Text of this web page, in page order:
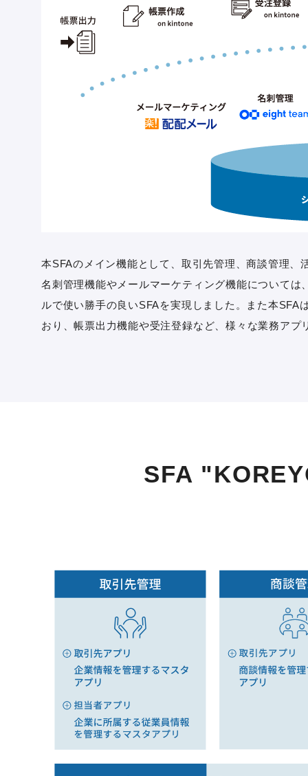
本SFAのメイン機能として、取引先管理、商談管理
名刺管理機能やメールマーケティング機能について
ルで使い勝手の良いSFAを実現しました。また本
おり、帳票出力機能や受注登録など、様々な業務アプ
SFA